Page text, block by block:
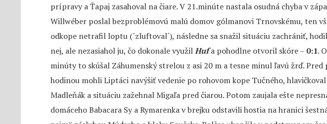
prípravy a Ťapaj zasahoval na čiare. V 21.minúte nastala osudná chyba v
Willwéber poslal bezproblémovú malú domov gólmanovi Trnovskému, ten
odkope netrafil loptu (´zluftoval´), následne sa snažil situáciu zachrániť,
nej, ale nezasiahol ju, čo dokonale využilHufa pohodlne otvoril skóre – 0:1.
minúty to skúšal Záhumenský strelou z asi 20 m a tesne minul ľavú žrď. Pred
hodinou mohli Liptáci navýšiť vedenie po rohovom kope Tučného, hlavičkoval
Madleňák a situáciu zažehnal Migaľa pred čiarou. Potom zaujala ešte
domáceho Babacara Sy a Rymarenka v brejku odstavili hostia na hranici